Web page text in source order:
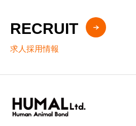
RECRUIT
求人採用情報